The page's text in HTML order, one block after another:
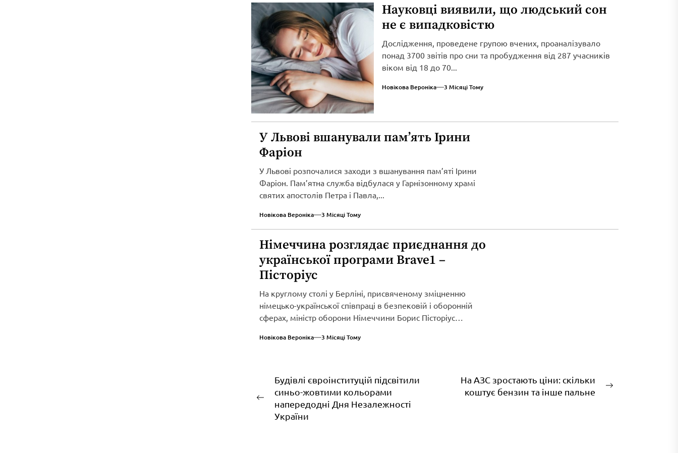
Науковці виявили, що людський сон
не є випадковістю
Дослідження, проведене групою вчених, проаналізувало
понад 3700 звітів про сни та пробудження від 287 учасників
віком від 18 до 70...
Новікова Вероніка 3 Місяці Тому
У Львові вшанували пам’ять Ірини
Фаріон
У Львові розпочалися заходи з вшанування пам’яті Ірини
Фаріон. Пам’ятна служба відбулася у Гарнізонному храмі
святих апостолів Петра і Павла,...
Новікова Вероніка 3 Місяці Тому
Німеччина розглядає приєднання до
української програми Brave1 –
Пісторіус
На круглому столі у Берліні, присвяченому зміцненню
німецько-української співпраці в безпековій і оборонній
сферах, міністр оборони Німеччини Борис Пісторіус
Новікова Вероніка 3 Місяці Тому
Навігація
записів
Попередній
запис:
Будівлі євроінституцій підсвітили
синьо-жовтими кольорами
напередодні Дня Незалежності
України
На АЗС зростають ціни: скільки
коштує бензин та інше пальне